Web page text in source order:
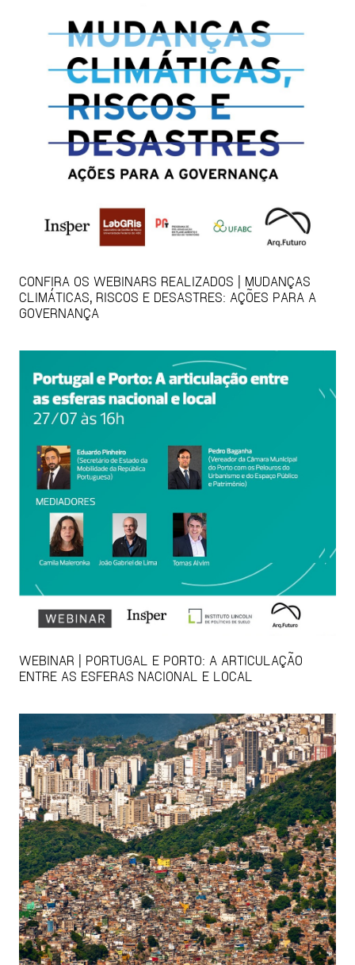
CONFIRA OS WEBINARS REALIZADOS | MUDANÇAS
CLIMÁTICAS, RISCOS E DESASTRES: AÇÕES PARA A
GOVERNANÇA
WEBINAR | PORTUGAL E PORTO: A ARTICULAÇÃO
ENTRE AS ESFERAS NACIONAL E LOCAL